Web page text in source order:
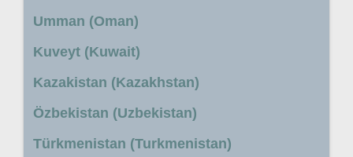
Umman (Oman)
Kuveyt (Kuwait)
Kazakistan (Kazakhstan)
Özbekistan (Uzbekistan)
Türkmenistan (Turkmenistan)